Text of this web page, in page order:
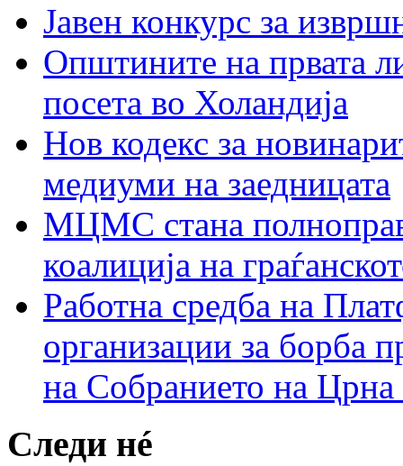
Јавен конкурс за
Општините на првата
посета во Холандија
Нов кодекс за
медиуми на заедницата
МЦМС стана
коалиција на
Работна средба на
организации за борба
на Собранието на Црна
Следи нé